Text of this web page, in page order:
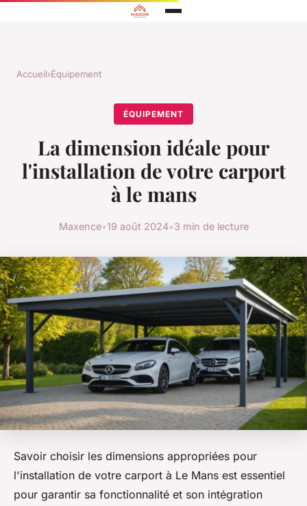
Accueil›Équipement
ÉQUIPEMENT
La dimension idéale pour
l'installation de votre carport
à le mans
Maxence•19 août 2024•3 min de lecture
Savoir choisir les dimensions appropriées pour
l'installation de votre carport à Le Mans est essentiel
pour garantir sa fonctionnalité et son intégration